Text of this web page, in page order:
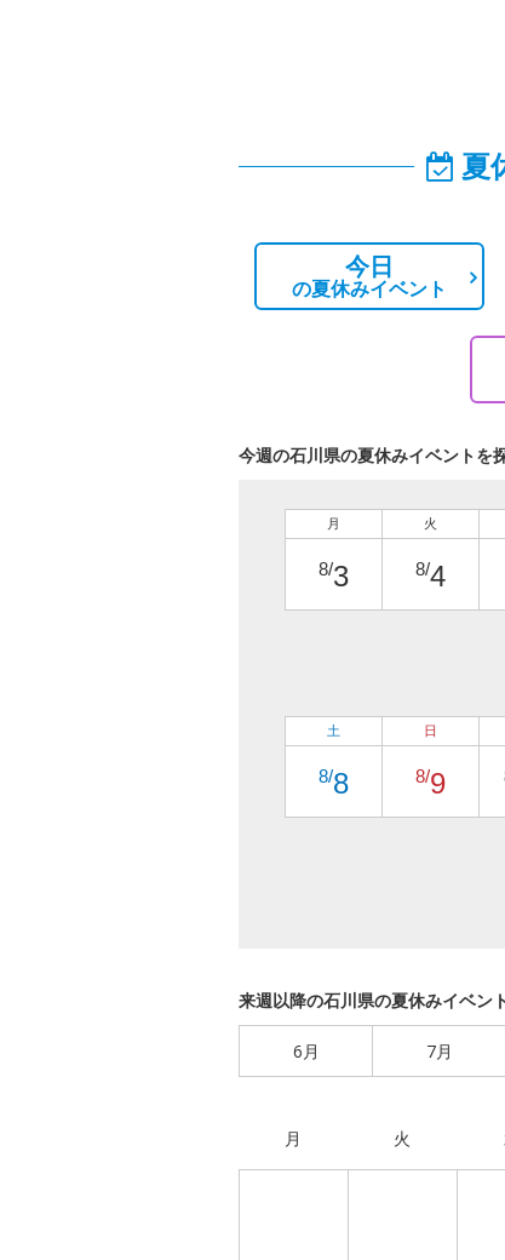
夏
今日
の夏休みイベント
今週の石川県の夏休みイベントを
月
8/3
火
8/4
土
8/8
日
8/9
来週以降の石川県の夏休みイベン
6月 7月
月 火